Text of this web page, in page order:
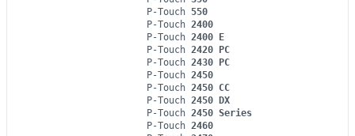
P-Touch 550
P-Touch 2400
P-Touch 2400 E
P-Touch 2420 PC
P-Touch 2430 PC
P-Touch 2450
P-Touch 2450 CC
P-Touch 2450 DX
P-Touch 2450 Series
P-Touch 2460